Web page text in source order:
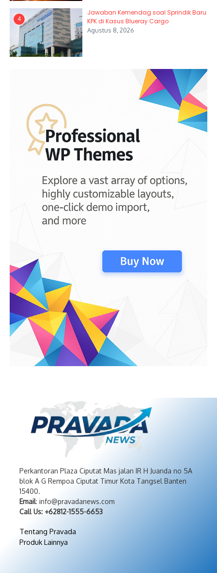
4
Jawaban Kemendag soal Sprindik Baru
KPK di Kasus Blueray Cargo
Agustus 8, 2026
Perkantoran Plaza Ciputat Mas jalan IR H Juanda no 5A
blok A G Rempoa Ciputat Timur Kota Tangsel Banten
15400.
Email: info@pravadanews.com
Call Us: +62812-1555-6653
Tentang Pravada
Produk Lainnya